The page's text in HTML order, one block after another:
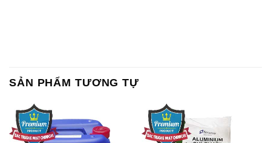
SẢN PHẨM TƯƠNG TỰ